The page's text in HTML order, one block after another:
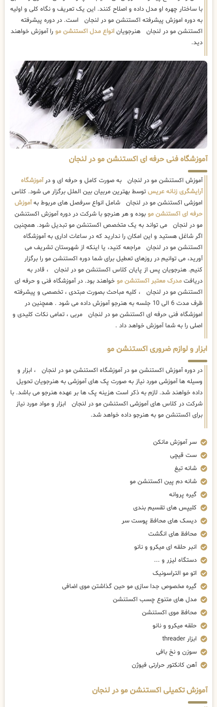
با ساختار چهره او مدل داده و اصلاح کنند. این یک تعریف و نگاه کلی و اولیه
به دوره اموزش پیشرفته اکستنشن مو در لنجان است. در دوره پیشرفته
اکستنشن مو در لنجان هنرجویان انواع مدل اکستنشن مو را آموزش خواهند
دید.
آموزشگاه فنی حرفه ای اکستنشن مو در لنجان
آموزش اکستنشن مو در لنجان به صورت کامل و حرفه ای و درآموزشگاه
آرایشگری زنانه عریس توسط بهترین مربیان بین الملل برگزار می شود. کلاس
اموزشی اکستنشن مو در لنجان شامل انواع سرفصل های مربوط بهآموزش
حرفه ای اکستنشن مو بوده و هر هنرجو با شرکت در دوره آموزش اکستنشن
مو در لنجان می تواند به یک متخصص اکستنشن مو تبدیل شود. همچنین
اگر شاغل هستید و این امکان را ندارید که در ساعات اداری به آموزشگاه
اکستنشن مو در لنجان مراجعه کنید، یا اینکه از شهرستان تشریف می
آورید، می توانیم در روزهای تعطیل برای شما دوره اکستنشن مو را برگزار
کنیم. هنرجویان پس از پایان کلاس اکستنشن مو در لنجان ، قادر به
دریافت مدرک معتبر اکستنشن مو خواهند بود. در آموزشگاه فنی و حرفه ای
اکستنشن مو در لنجان ، کلیه مباحث بصورت مبتدی ، تخصصی و پیشرفته
ظرف مدت 6 الی 10 جلسه به هنرجو آموزش داده می شود . همچنین در
اموزشگاه فنی حرفه ای اکستنشن مو در لنجان مربی ، تمامی نکات کلیدی و
اصلی را به شما آموزش خواهد داد .
ابزار و لوازم ضروری اکستنشن مو
در دوره آموزش اکستنشن مو در آموزشگاه اکستنشن مو در لنجان ، ابزار و
وسیله ها آموزشی مورد نیاز به صورت پک های آموزشی به هنرجویان تحویل
داده خواهند شد. لازم به ذکر است هزینه پک ها بر عهده هنرجو می باشد. با
شرکت در کلاس های آموزشی اکستنشن مو در لنجان ابزار و مواد مورد نیاز
برای اکستنشن مو به هنرجو داده خواهد شد.
سر آموزش مانکن
ست قیچی
شانه تیغ
شانه دم پین اکستنشن مو
گیره پروانه
کلیپس های تقسیم بندی
دیسک های محافظ پوست سر
محافظ های انگشت
انبر حلقه ای میکرو و نانو
دستگاه لیزر و ...
اتو مو التراسونیک
گیره مخصوص جدا سازی مو حین گذاشتن موی اضافی
مدل های متنوع چسب اکستنشن
محافظ موی اکستنشن
حلقه میکرو و نانو
ابزار threader
سوزن و نخ بافی
آهن کانکتور حرارتی فیوژن
آموزش تکمیلی اکستنشن مو در لنجان